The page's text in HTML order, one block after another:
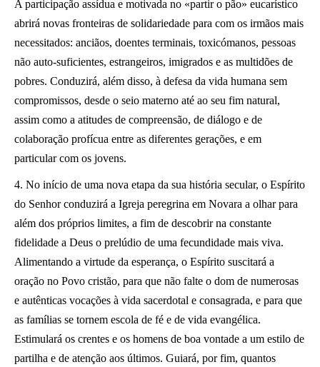
A participação assídua e motivada no «partir o pão» eucarístico
abrirá novas fronteiras de solidariedade para com os irmãos mais
necessitados: anciãos, doentes terminais, toxicómanos, pessoas
não auto-suficientes, estrangeiros, imigrados e as multidões de
pobres. Conduzirá, além disso, à defesa da vida humana sem
compromissos, desde o seio materno até ao seu fim natural,
assim como a atitudes de compreensão, de diálogo e de
colaboração profícua entre as diferentes gerações, e em
particular com os jovens.
4. No início de uma nova etapa da sua história secular, o Espírito
do Senhor conduzirá a Igreja peregrina em Novara a olhar para
além dos próprios limites, a fim de descobrir na constante
fidelidade a Deus o prelúdio de uma fecundidade mais viva.
Alimentando a virtude da esperança, o Espírito suscitará a
oração no Povo cristão, para que não falte o dom de numerosas
e autênticas vocações à vida sacerdotal e consagrada, e para que
as famílias se tornem escola de fé e de vida evangélica.
Estimulará os crentes e os homens de boa vontade a um estilo de
partilha e de atenção aos últimos. Guiará, por fim, quantos